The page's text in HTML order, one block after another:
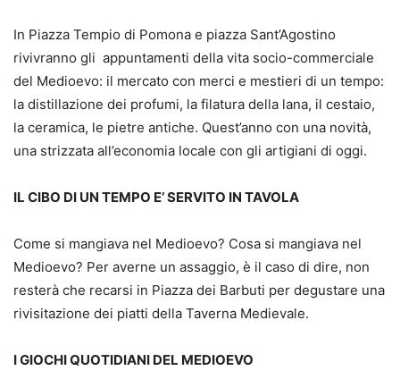
In Piazza Tempio di Pomona e piazza Sant’Agostino
rivivranno gli appuntamenti della vita socio-commerciale
del Medioevo: il mercato con merci e mestieri di un tempo:
la distillazione dei profumi, la filatura della lana, il cestaio,
la ceramica, le pietre antiche. Quest’anno con una novità,
una strizzata all’economia locale con gli artigiani di oggi.
IL CIBO DI UN TEMPO E’ SERVITO IN TAVOLA
Come si mangiava nel Medioevo? Cosa si mangiava nel
Medioevo? Per averne un assaggio, è il caso di dire, non
resterà che recarsi in Piazza dei Barbuti per degustare una
rivisitazione dei piatti della Taverna Medievale.
I GIOCHI QUOTIDIANI DEL MEDIOEVO